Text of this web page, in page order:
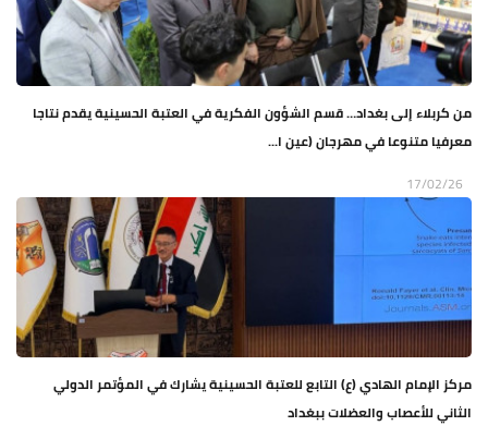
من كربلاء إلى بغداد… قسم الشؤون الفكرية في العتبة الحسينية يقدم نتاجا
معرفيا متنوعا في مهرجان (عين ا...
17/02/26
مركز الإمام الهادي (ع) التابع للعتبة الحسينية يشارك في المؤتمر الدولي
الثاني للأعصاب والعضلات ببغداد